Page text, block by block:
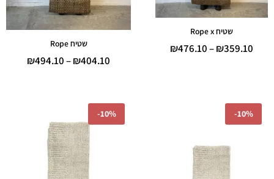
שטיח Rope x
₪359.10
–
₪476.10 שטיח Rope
₪404.10
–
₪494.10
10%
-
₪69.00.
10%
-
היה:
₪79.00.